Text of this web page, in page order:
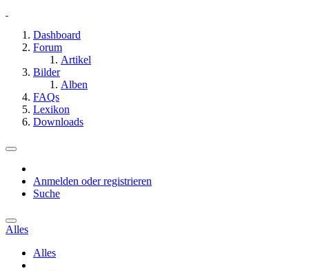
Dashboard
Forum
Artikel
Bilder
Alben
FAQs
Lexikon
Downloads
Anmelden oder registrieren
Suche
Alles
Alles